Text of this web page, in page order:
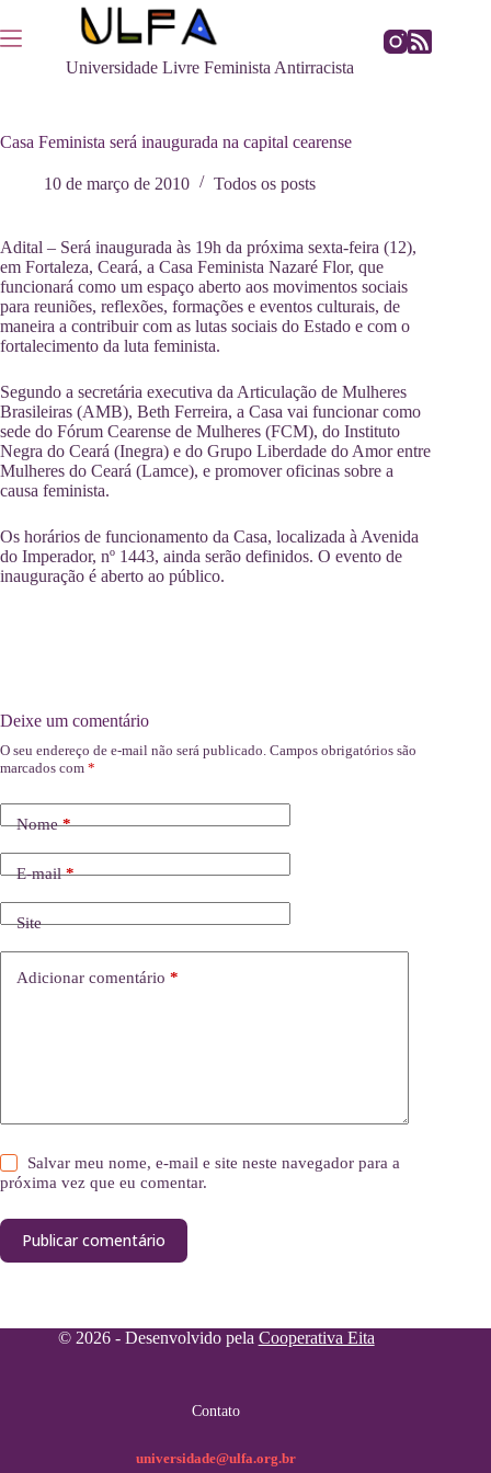
para
o
Universidade Livre Feminista Antirracista
Casa Feminista será inaugurada na capital cearense
10 de março de 2010 Todos os posts
Adital – Será inaugurada às 19h da próxima sexta-feira (12),
em Fortaleza, Ceará, a Casa Feminista Nazaré Flor, que
funcionará como um espaço aberto aos movimentos sociais
para reuniões, reflexões, formações e eventos culturais, de
maneira a contribuir com as lutas sociais do Estado e com o
fortalecimento da luta feminista.
Segundo a secretária executiva da Articulação de Mulheres
Brasileiras (AMB), Beth Ferreira, a Casa vai funcionar como
sede do Fórum Cearense de Mulheres (FCM), do Instituto
Negra do Ceará (Inegra) e do Grupo Liberdade do Amor entre
Mulheres do Ceará (Lamce), e promover oficinas sobre a
causa feminista.
Os horários de funcionamento da Casa, localizada à Avenida
do Imperador, nº 1443, ainda serão definidos. O evento de
inauguração é aberto ao público.
Deixe um comentário
O seu endereço de e-mail não será publicado. Campos obrigatórios são
marcados com *
Nome*
E-mail*
Site
Adicionar comentário *
Salvar meu nome, e-mail e site neste navegador para a
próxima vez que eu comentar.
Publicar comentário
© 2026 - Desenvolvido pela Cooperativa Eita
Contato
universidade@ulfa.org.br